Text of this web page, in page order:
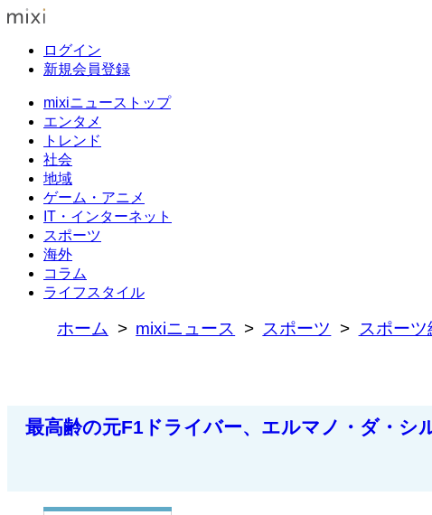
ログイン
新規会員登録
mixiニューストップ
エンタメ
トレンド
社会
地域
ゲーム・アニメ
IT・インターネット
スポーツ
海外
コラム
ライフスタイル
ホーム mixiニュース スポーツ スポーツ
最高齢の元F1ドライバー、エルマノ・ダ・シ